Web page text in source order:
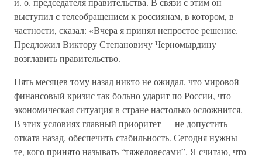
выступил с телеобращением к россиянам, в котором, в
частности, сказал: «Вчера я принял непростое решение.
Предложил Виктору Степановичу Черномырдину
возглавить правительство.
Пять месяцев тому назад никто не ожидал, что мировой
финансовый кризис так больно ударит по России, что
экономическая ситуация в стране настолько осложнится.
В этих условиях главный приоритет — не допустить
отката назад, обеспечить стабильность. Сегодня нужны
те, кого принято называть “тяжеловесами”. Я считаю, что